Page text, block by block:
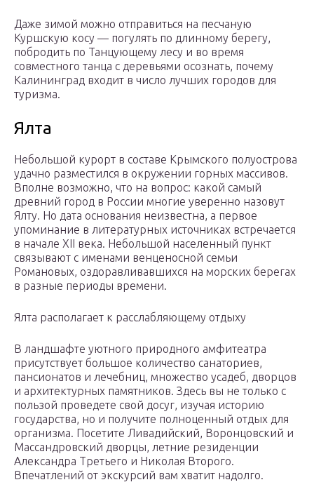
Даже зимой можно отправиться на песчаную
Куршскую косу — погулять по длинному берегу,
побродить по Танцующему лесу и во время
совместного танца с деревьями осознать, почему
Калининград входит в число лучших городов для
туризма.
Ялта
Небольшой курорт в составе Крымского полуострова
удачно разместился в окружении горных массивов.
Вполне возможно, что на вопрос: какой самый
древний город в России многие уверенно назовут
Ялту. Но дата основания неизвестна, а первое
упоминание в литературных источниках встречается
в начале XII века. Небольшой населенный пункт
связывают с именами венценосной семьи
Романовых, оздоравливавшихся на морских берегах
в разные периоды времени.
Ялта располагает к расслабляющему отдыху
В ландшафте уютного природного амфитеатра
присутствует большое количество санаториев,
пансионатов и лечебниц, множество усадеб, дворцов
и архитектурных памятников. Здесь вы не только с
пользой проведете свой досуг, изучая историю
государства, но и получите полноценный отдых для
организма. Посетите Ливадийский, Воронцовский и
Массандровский дворцы, летние резиденции
Александра Третьего и Николая Второго.
Впечатлений от экскурсий вам хватит надолго.